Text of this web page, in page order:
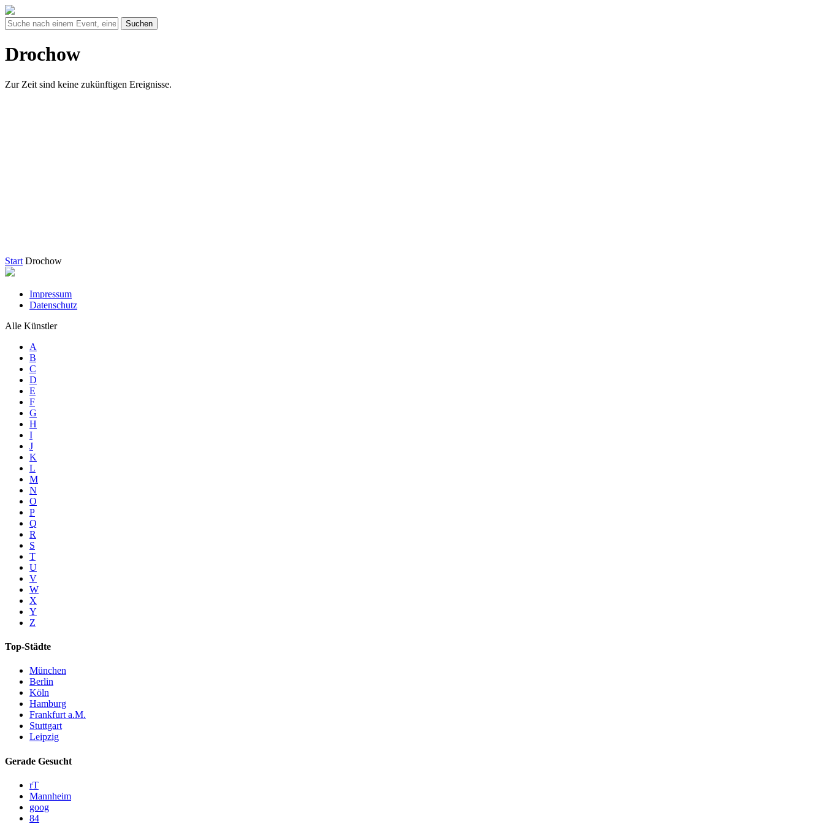
Suchen
Drochow
Zur Zeit sind keine zukünftigen Ereignisse.
Start Drochow
Impressum
Datenschutz
Alle Künstler
A
B
C
D
E
F
G
H
I
J
K
L
M
N
O
P
Q
R
S
T
U
V
W
X
Y
Z
Top-Städte
München
Berlin
Köln
Hamburg
Frankfurt a.M.
Stuttgart
Leipzig
Gerade Gesucht
rT
Mannheim
goog
84